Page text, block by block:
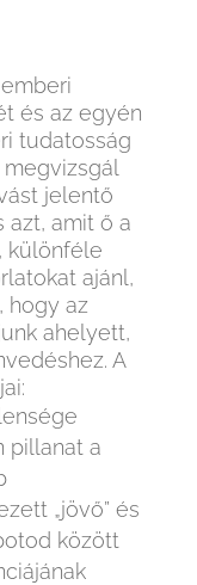
és az egyén
tudatosság
jelentő
azt, amit ő a
különféle
ajánl,
hogy az
ahelyett,
A
pillanat a
„jövő” és
között